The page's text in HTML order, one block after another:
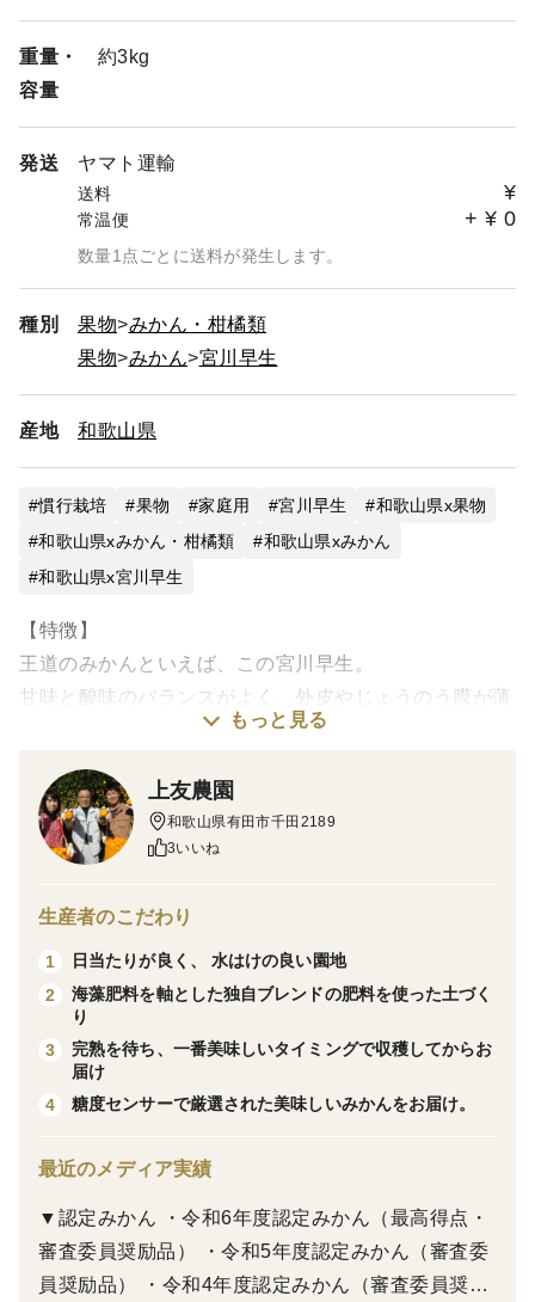
重量・
容量
約3kg
発送 ヤマト運輸
送料 ¥
常温便 + ¥ 0
数量1点ごとに送料が発生します。
種別 果物
みかん・柑橘類
果物
みかん 宮川早生
産地 和歌山県
慣行栽培 果物 家庭用 宮川早生
和歌山県x果物
和歌山県xみかん・柑橘類
和歌山県xみかん
和歌山県x宮川早生
【特徴】
王道のみかんといえば、この宮川早生。
甘味と酸味のバランスがよく、外皮やじょうのう膜が薄
いため、食味に優れています。
【味】
極上の甘さととろけるような滑らかな食感。
いつまでも舌の上に甘味が残り続けるような深い味わい
【食べやすさ】
みかんを包むじょうのう膜は薄いため、食べにくさはほ
とんどありません。
外皮も一般的なみかんと変わらず、手で簡単に剥けま
す。
【入数】
1～2名で暮らしている方向けです。
上友農園のみかんを初めてご購入される方向けのお試し
もっと見る
上友農園
和歌山県有田市千田2189
3いいね
生産者のこだわり
1
日当たりが良く、 水はけの良い園地
2
海藻肥料を軸とした独自ブレンドの肥料を使った土づく
り
3
完熟を待ち、一番美味しいタイミングで収穫してからお
届け
4
糖度センサーで厳選された美味しいみかんをお届け。
最近のメディア実績
▼認定みかん ・令和6年度認定みかん（最高得点・
審査委員奨励品） ・令和5年度認定みかん（審査委
員奨励品） ・令和4年度認定みかん（審査委員奨励